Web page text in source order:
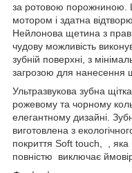
за ротовою порожниною.
мотором і здатна
Нейлонова щетина з
чудову можливість
зубній поверхні, з
загрозою для нанесення
Ультразвукова зубна
рожевому та чорному
елегантному дизайні.
виготовлена з
покриття Soft touch, , яка
повністю виключає